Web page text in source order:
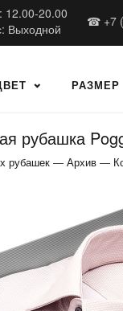
12.00-20.00
Выходной
☎ +7
РАЗМЕР
рубашка
рубашек — Архив —